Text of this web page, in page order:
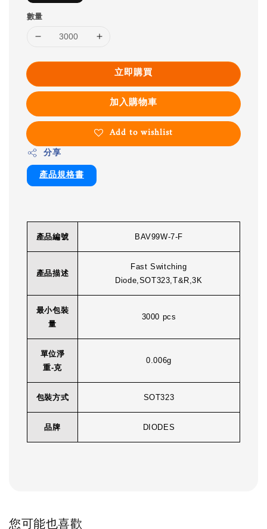
數量
立即購買
加入購物車
Add to wishlist
分享
產品規格書
產品編號 BAV99W-7-F
產品描述
Fast Switching
Diode,SOT323,T&R,3K
最小包裝
量
3000 pcs
單位淨
重-克
0.006g
包裝方式 SOT323
品牌 DIODES